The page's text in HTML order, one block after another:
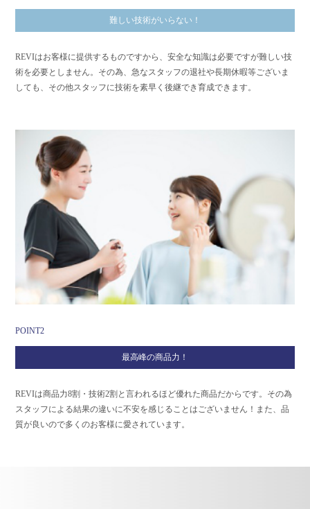
難しい技術がいらない！
REVIはお客様に提供するものですから、安全な知識は必要ですが難しい技
術を必要としません。その為、急なスタッフの退社や長期休暇等ございま
しても、その他スタッフに技術を素早く後継でき育成できます。
POINT2
最高峰の商品力！
REVIは商品力8割・技術2割と言われるほど優れた商品だからです。その為
スタッフによる結果の違いに不安を感じることはございません！また、品
質が良いので多くのお客様に愛されています。